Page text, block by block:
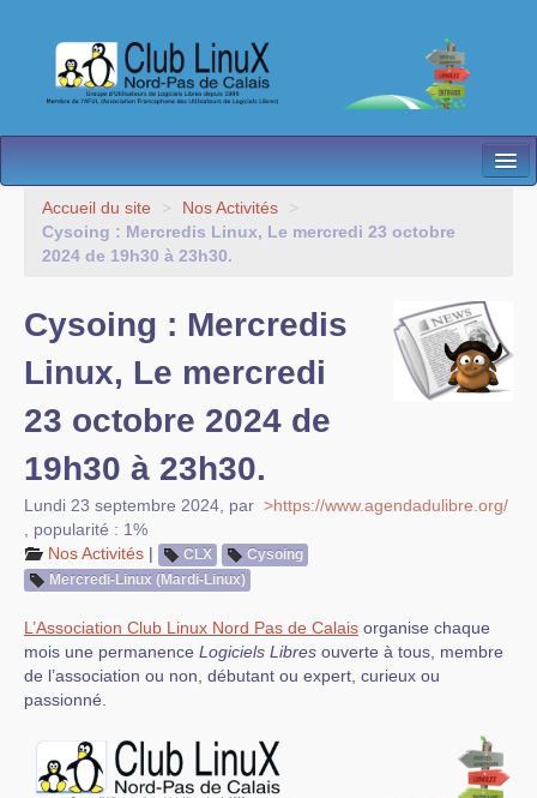
L’Association
Nos Activités
Contact
Les antennes
Accueil du site > Nos Activités
>
Cysoing : Mercredis Linux, Le mercredi 23 octobre
2024 de 19h30 à 23h30.
Cysoing : Mercredis
Linux, Le mercredi
23 octobre 2024 de
19h30 à 23h30.
Lundi 23 septembre 2024 par >https://www.agendadulibre.org/
popularité : 1%
Nos Activités | CLX
Cysoing
Mercredi-Linux (Mardi-Linux)
L’Association Club Linux Nord Pas de Calais organise chaque
mois une permanence Logiciels Libres ouverte à tous, membre
de l’association ou non, débutant ou expert, curieux ou
passionné.